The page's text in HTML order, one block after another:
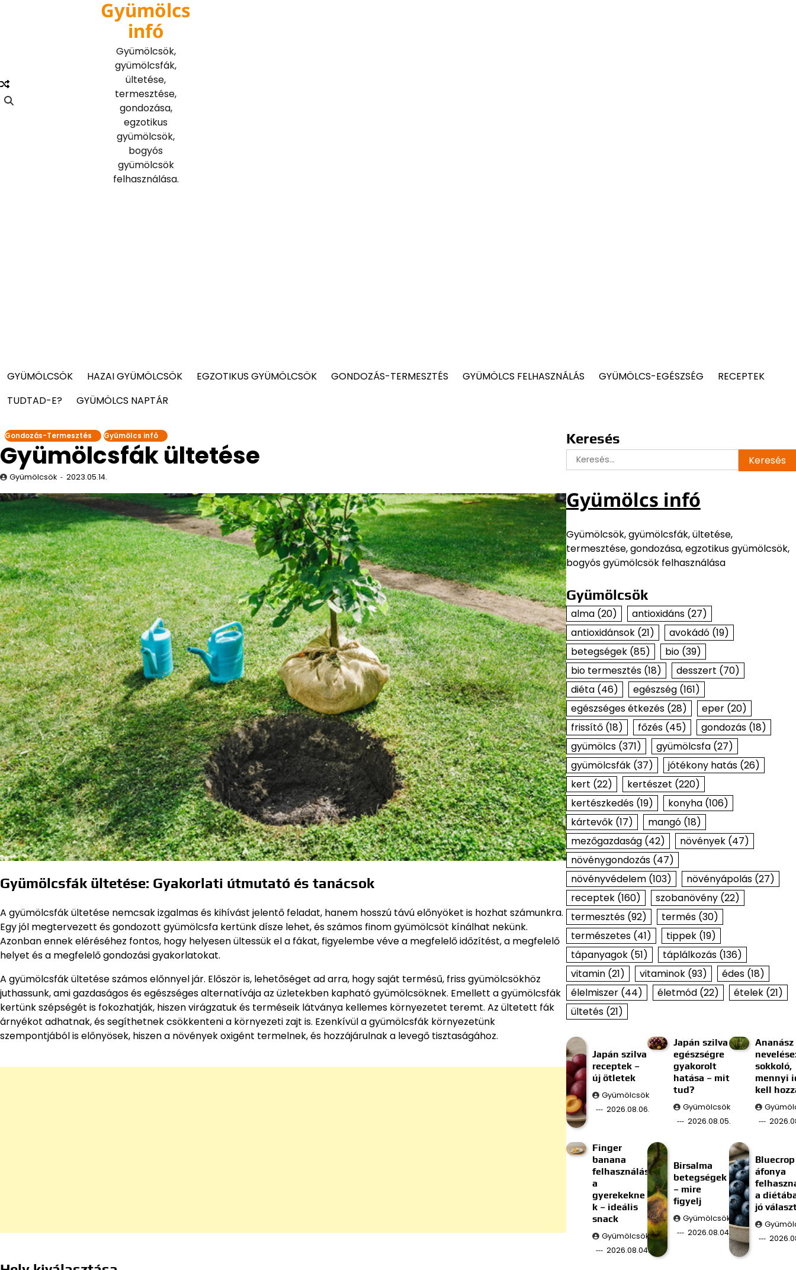
Gyümölcs
infó
Gyümölcsök,
gyümölcsfák,
ültetése,
termesztése,
gondozása,
egzotikus
gyümölcsök,
bogyós
gyümölcsök
felhasználása.
GYÜMÖLCSÖK HAZAI GYÜMÖLCSÖK EGZOTIKUS GYÜMÖLCSÖK GONDOZÁS-TERMESZTÉS GYÜMÖLCS FELHASZNÁLÁS GYÜMÖLCS-EGÉSZSÉG
RECEPTEK
TUDTAD-E?
GYÜMÖLCS NAPTÁR
Gondozás-Termesztés Gyümölcs infó
Gyümölcsfák ültetése
Gyümölcsök 2023.05.14.
Gyümölcsfák ültetése: Gyakorlati útmutató és tanácsok
A gyümölcsfák ültetése nemcsak izgalmas és kihívást jelentő feladat, hanem hosszú távú előnyöket is hozhat számunkra.
Egy jól megtervezett és gondozott gyümölcsfa kertünk dísze lehet, és számos finom gyümölcsöt kínálhat nekünk.
Azonban ennek eléréséhez fontos, hogy helyesen ültessük el a fákat, figyelembe véve a megfelelő időzítést, a megfelelő
helyet és a megfelelő gondozási gyakorlatokat.
A gyümölcsfák ültetése számos előnnyel jár. Először is, lehetőséget ad arra, hogy saját termésű, friss gyümölcsökhöz
juthassunk, ami gazdaságos és egészséges alternatívája az üzletekben kapható gyümölcsöknek. Emellett a gyümölcsfák
kertünk szépségét is fokozhatják, hiszen virágzatuk és terméseik látványa kellemes környezetet teremt. Az ültetett fák
árnyékot adhatnak, és segíthetnek csökkenteni a környezeti zajt is. Ezenkívül a gyümölcsfák környezetünk
szempontjából is előnyösek, hiszen a növények oxigént termelnek, és hozzájárulnak a levegő tisztaságához.
Keresés
Keresés:
Gyümölcs infó
Gyümölcsök, gyümölcsfák, ültetése,
termesztése, gondozása, egzotikus gyümölcsök,
bogyós gyümölcsök felhasználása
Gyümölcsök
alma(20) antioxidáns(27)
antioxidánsok(21) avokádó(19)
betegségek(85) bio(39)
bio termesztés(18) desszert (70)
diéta(46) egészség(161)
egészséges étkezés(28) eper(20)
frissítő(18) főzés(45) gondozás(18)
gyümölcs(371) gyümölcsfa(27)
gyümölcsfák(37) jótékony hatás(26)
kert (22) kertészet (220)
kertészkedés(19) konyha(106)
kártevők(17) mangó(18)
mezőgazdaság(42) növények(47)
növénygondozás(47)
növényvédelem(103) növényápolás(27)
receptek(160) szobanövény(22)
termesztés(92) termés(30)
természetes(41) tippek(19)
tápanyagok(51) táplálkozás(136)
vitamin(21) vitaminok(93) édes(18)
élelmiszer(44) életmód(22) ételek(21)
ültetés(21)
Japán szilva
receptek –
új ötletek
Gyümölcsök
2026.08.06.
Japán szilva
egészségre
gyakorolt
hatása – mit
tud?
Gyümölcsök
2026.08.05.
Ananász
sokkoló,
mennyi
kell
Finger
banana
felhasználás
a
gyerekekne
k – ideális
snack
Gyümölcsök
2026.08.04.
Birsalma
betegségek
– mire
figyelj
Gyümölcsök
2026.08.04.
Bluecrop
áfonya
a
jó